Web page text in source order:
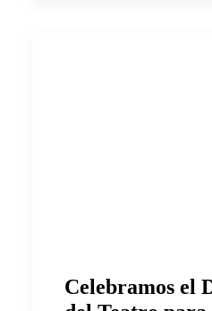
Celebramos el